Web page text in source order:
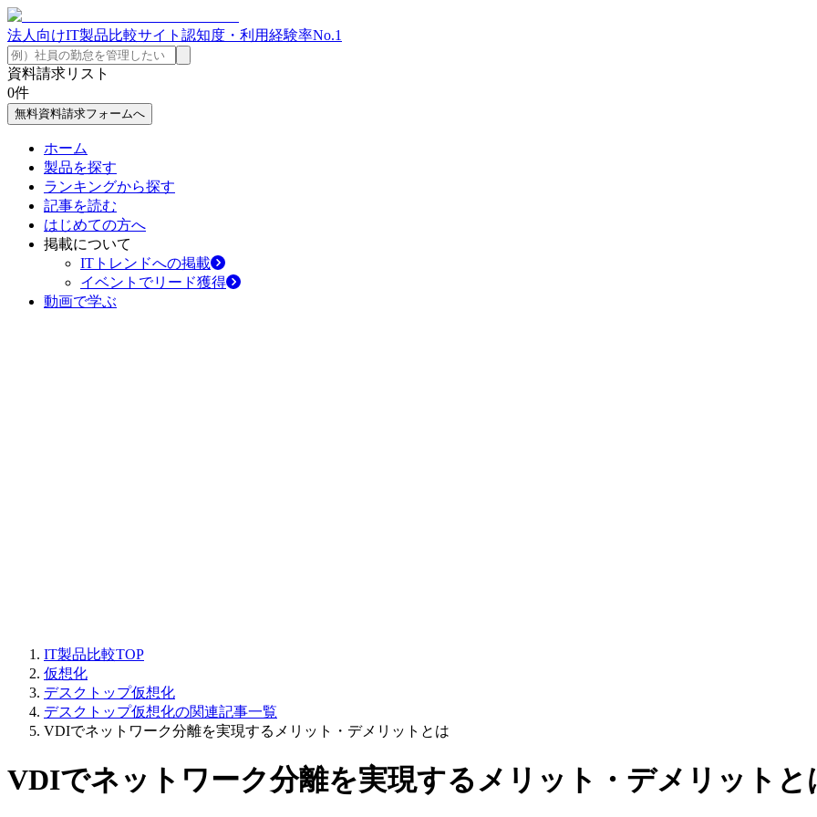
法人向けIT製品比較サイト 認知度・利用経験率No.1
資料請求リスト
0件
無料資料請求フォームへ
ホーム
製品を探す
ランキングから探す
記事を読む
はじめての方へ
掲載について
ITトレンドへの掲載
イベントでリード獲得
動画で学ぶ
IT製品比較TOP
仮想化
デスクトップ仮想化
デスクトップ仮想化の関連記事一覧
VDIでネットワーク分離を実現するメリット・デメリットとは
VDIでネットワーク分離を実現するメリット・デメリットと